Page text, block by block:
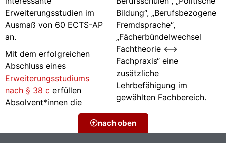
Erweiterungsstudien im
Ausmaß von 60 ECTS-AP
an.
Mit dem erfolgreichen
Abschluss eines
Erweiterungsstudiums
nach § 38 c erfüllen
Absolvent*innen die
Bildung“, „Berufsbezogene
Fremdsprache“,
„Fächerbündelwechsel
Fachtheorie <–>
Fachpraxis“ eine
zusätzliche
Lehrbefähigung im
gewählten Fachbereich.
nach oben